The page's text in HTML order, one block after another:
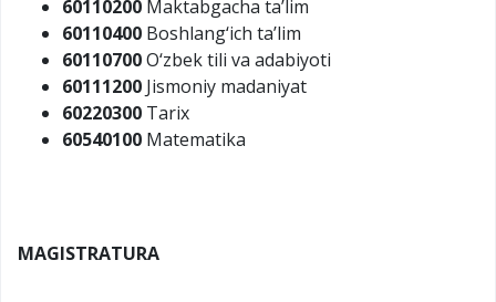
60110200 Maktabgacha ta’lim
60110400 Boshlang‘ich ta’lim
60110700O‘zbek tili va adabiyoti
60111200 Jismoniy madaniyat
60220300 Tarix
60540100 Matematika
MAGISTRATURA